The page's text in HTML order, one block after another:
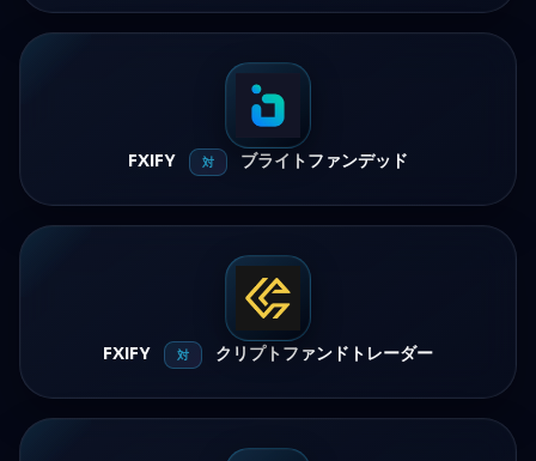
FXIFY 対 ブライトファンデッド
FXIFY 対 クリプトファンドトレーダー